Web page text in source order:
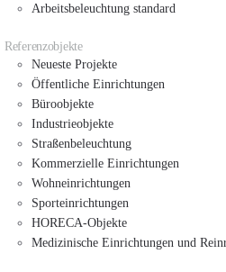
Arbeitsbeleuchtung standard
Referenzobjekte
Neueste Projekte
Öffentliche Einrichtungen
Büroobjekte
Industrieobjekte
Straßenbeleuchtung
Kommerzielle Einrichtungen
Wohneinrichtungen
Sporteinrichtungen
HORECA-Objekte
Medizinische Einrichtungen und